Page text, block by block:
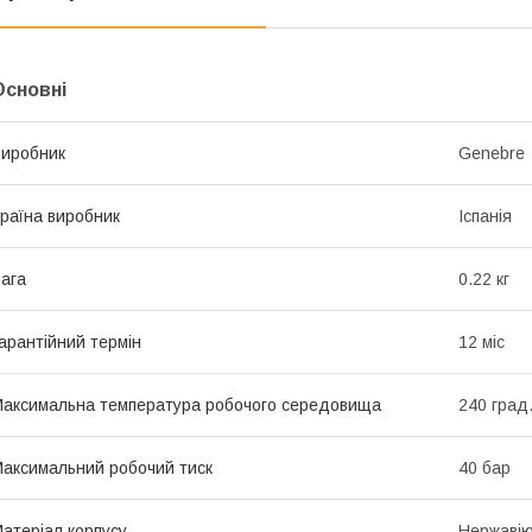
Genebre
виробник Іспанія
0.22 кг
термін 12 міс
температура робочого середовища 240 град.
робочий тиск 40 бар